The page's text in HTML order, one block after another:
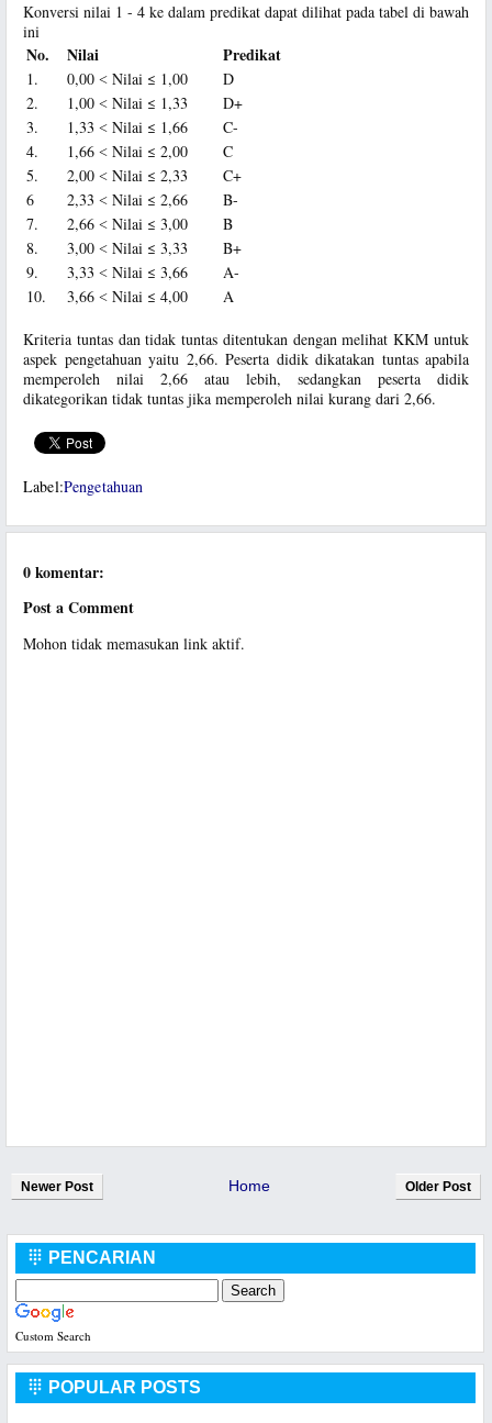
Konversi nilai 1 - 4 ke dalam predikat dapat dilihat pada tabel di bawah
ini
No. Nilai Predikat
1. 0,00 ˂ Nilai ≤ 1,00
D
2.
1,00 ˂ Nilai ≤ 1,33
D+
3.
1,33 ˂ Nilai ≤ 1,66
C-
4.
1,66 ˂ Nilai ≤ 2,00
C
5.
2,00 ˂ Nilai ≤ 2,33
C+
6
2,33 ˂ Nilai ≤ 2,66
B-
7.
2,66 ˂ Nilai ≤ 3,00
B
8.
3,00 ˂ Nilai ≤ 3,33
B+
9.
3,33 ˂ Nilai ≤ 3,66
A-
10.
3,66 ˂ Nilai ≤ 4,00 A
Kriteria tuntas dan tidak tuntas ditentukan dengan melihat KKM untuk
aspek pengetahuan yaitu 2,66. Peserta didik dikatakan tuntas apabila
memperoleh nilai 2,66 atau lebih, sedangkan peserta didik
dikategorikan tidak tuntas jika memperoleh nilai kurang dari 2,66.
Label:Pengetahuan
0 komentar:
Post a Comment
Mohon tidak memasukan link aktif.
Newer Post Older Post
Home
 PENCARIAN
Custom Search
 POPULAR POSTS